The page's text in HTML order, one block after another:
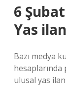
6
Yas
Bazı medya
hesaplarında
ulusal yas